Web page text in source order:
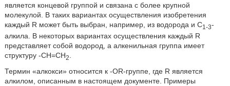
является концевой группой и связана с более крупной
молекулой. В таких вариантах осуществления изобретения
каждый R может быть выбран, например, из водорода и C1-3-
алкила. В некоторых вариантах осуществления каждый R
представляет собой водород, а алкенильная группа имеет
структуру -CH=CH2
Термин «алкокси» относится к -OR-группе, где R является
алкилом, описанным в настоящем документе. Примеры